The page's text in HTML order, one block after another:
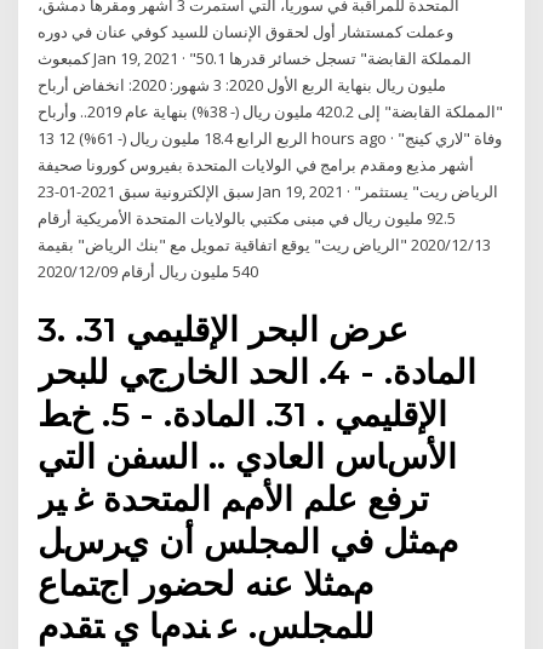
المتحدة للمراقبة في سوريا، التي استمرت 3 أشهر ومقرها دمشق،
وعملت كمستشار أول لحقوق الإنسان للسيد كوفي عنان في دوره
كمبعوث Jan 19, 2021 · "المملكة القابضة" تسجل خسائر قدرها 50.1
مليون ريال بنهاية الربع الأول 2020: 3 شهور: 2020: انخفاض أرباح
"المملكة القابضة" إلى 420.2 مليون ريال (- 38%) بنهاية عام 2019.. وأرباح
الربع الرابع 18.4 مليون ريال (- 61%) 12 13 hours ago · وفاة "لاري كينج"
أشهر مذيع ومقدم برامج في الولايات المتحدة بفيروس كورونا صحيفة
سبق الإلكترونية سبق 2021-01-23 Jan 19, 2021 · "الرياض ريت" يستثمر
92.5 مليون ريال في مبنى مكتبي بالولايات المتحدة الأمريكية أرقام
2020/12/13 "الرياض ريت" يوقع اتفاقية تمويل مع "بنك الرياض" بقيمة
540 مليون ريال أرقام 2020/12/09
3. ﻋﺮض اﻟﺒﺤﺮ اﻹﻗﻠﻴﻤﻲ 31.
اﻟﻤﺎدة. - 4. اﻟﺤﺪ اﻟﺨﺎرﺝﻲ ﻟﻠﺒﺤﺮ
اﻹﻗﻠﻴﻤﻲ . 31. اﻟﻤﺎدة. - 5. ﺥﻂ
اﻷﺱﺎس اﻟﻌﺎدي .. اﻟﺴﻔﻦ اﻟﺘﻲ
ﺗﺮﻓﻊ ﻋﻠﻢ اﻷﻡﻢ اﻟﻤﺘﺤﺪة ﻏ ﻴﺮ
ﻡﻤﺜﻞ ﻓﻲ اﻟﻤﺠﻠﺲ أن ﻱﺮﺱﻞ
ﻡﻤﺜﻼ ﻋﻨﻪ ﻟﺤﻀﻮر اﺝﺘﻤﺎع
ﻟﻠﻤﺠﻠﺲ. ﻋ ﻨﺪﻡﺎ ﻱ ﺘﻘﺪم